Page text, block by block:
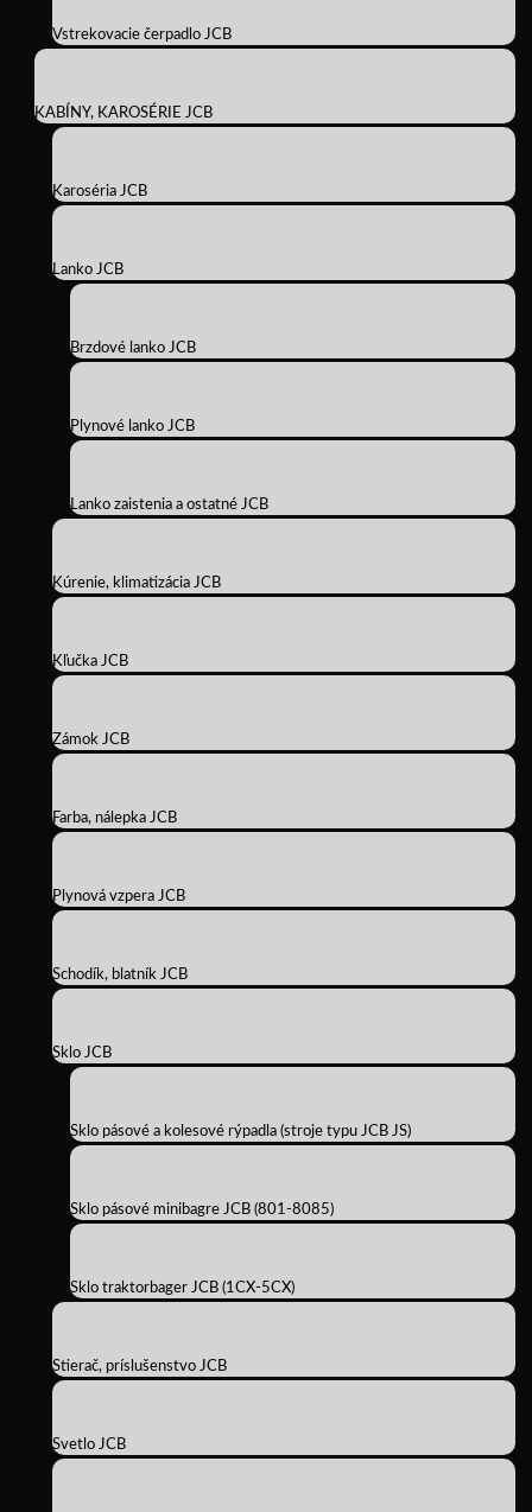
Vstrekovacie čerpadlo JCB
KABÍNY, KAROSÉRIE JCB
Karoséria JCB
Lanko JCB
Brzdové lanko JCB
Plynové lanko JCB
Lanko zaistenia a ostatné JCB
Kúrenie, klimatizácia JCB
Kľučka JCB
Zámok JCB
Farba, nálepka JCB
Plynová vzpera JCB
Schodík, blatník JCB
Sklo JCB
Sklo pásové a kolesové rýpadla (stroje typu JCB JS)
Sklo pásové minibagre JCB (801-8085)
Sklo traktorbager JCB (1CX-5CX)
Stierač, príslušenstvo JCB
Svetlo JCB